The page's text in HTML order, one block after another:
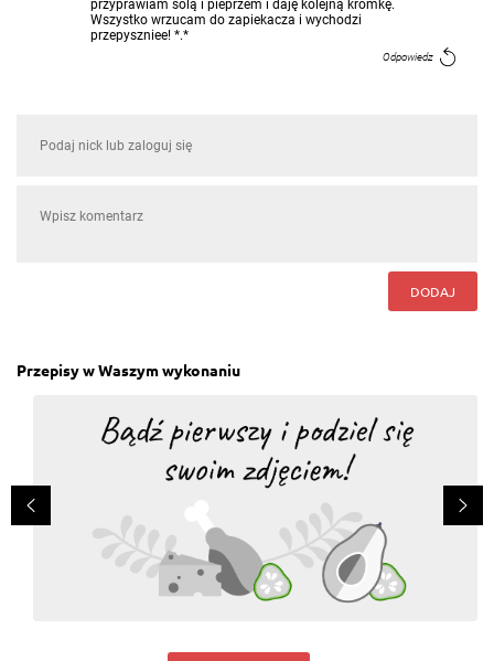
przyprawiam solą i pieprzem i daję kolejną kromkę.
Wszystko wrzucam do zapiekacza i wychodzi
przepyszniee! *.*
Odpowiedz
DODAJ
Przepisy w Waszym wykonaniu